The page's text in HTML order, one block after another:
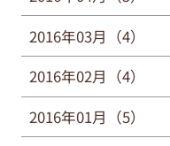
2016年03月（4）
2016年02月（4）
2016年01月（5）